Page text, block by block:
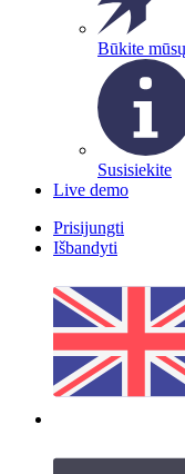
Būkite
Susisiekite
Live demo
Prisijungti
Išbandyti